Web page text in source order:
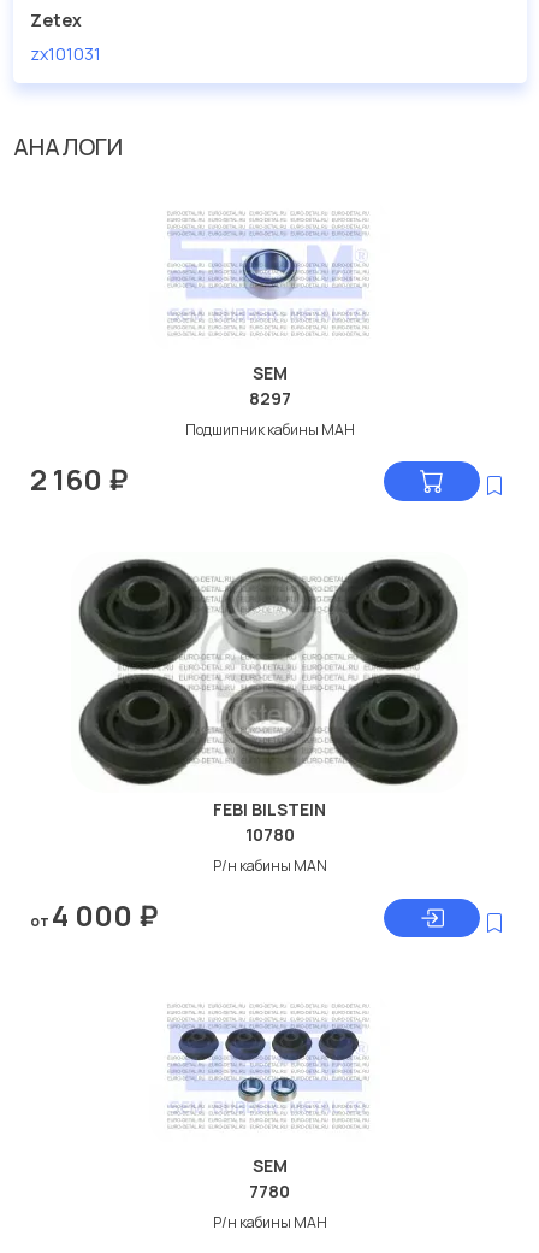
Zetex
zx101031
АНАЛОГИ
SEM
8297
Подшипник кабины МАН
2 160 ₽
FEBI BILSTEIN
10780
Р/н кабины MAN
от 4 000 ₽
SEM
7780
Р/н кабины МАН